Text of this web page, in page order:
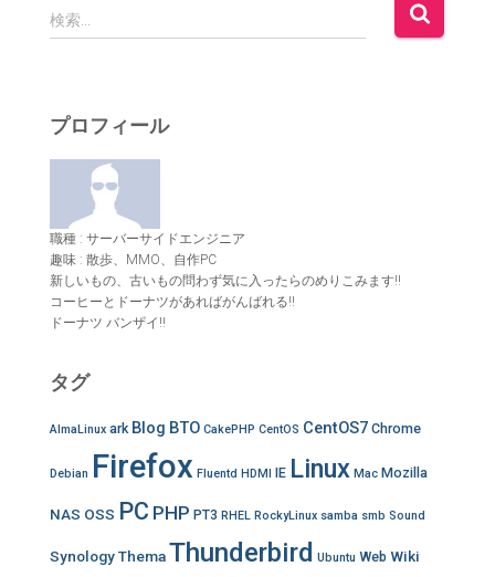
検
索
検索…
プロフィール
職種 : サーバーサイドエンジニア
趣味 : 散歩、MMO、自作PC
新しいもの、古いもの問わず気に入ったらのめりこみます!!
コーヒーとドーナツがあればがんばれる!!
ドーナツ バンザイ!!
タグ
AlmaLinux ark Blog BTO CakePHP CentOS CentOS7 Chrome
Debian Firefox Fluentd HDMI IE Linux Mac Mozilla
NAS OSS PC PHP PT3 RHEL RockyLinux samba smb Sound
SynologyThemaThunderbird Ubuntu Web Wiki